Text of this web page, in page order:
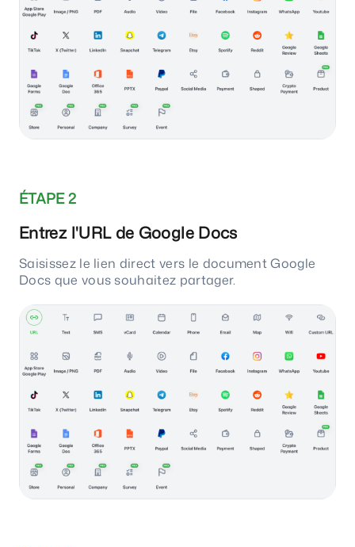
ÉTAPE 2
Entrez l'URL de Google Docs
Saisissez le lien direct vers le document Google
Docs que vous souhaitez partager.